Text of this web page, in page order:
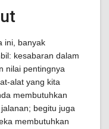
ini, banyak
kesabaran dalam
nilai pentingnya
alat yang kita
membutuhkan
begitu juga
membutuhkan